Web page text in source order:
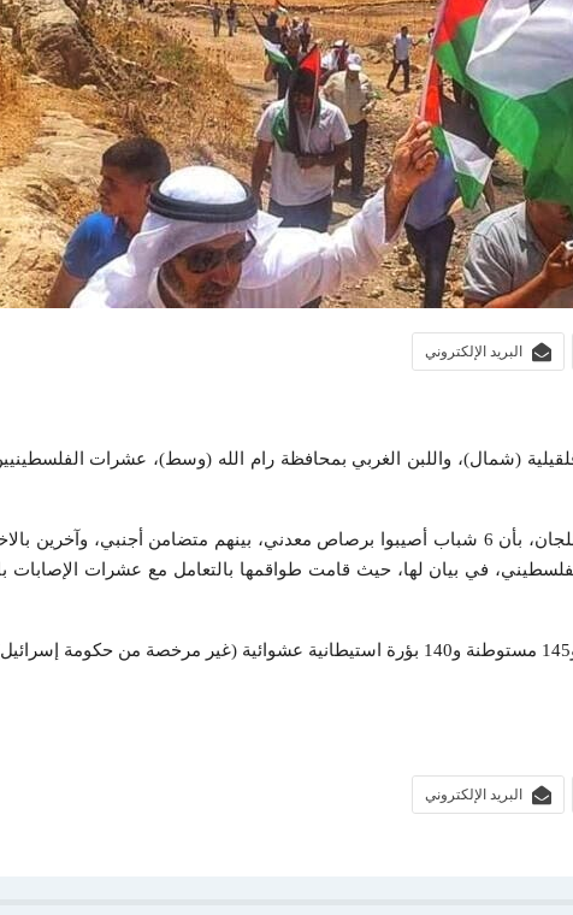
البريد الإلكتروني
(شمال)، واللبن الغربي بمحافظة رام الله (وسط)، عشرات
وخلال بيان ل”لجان المقاومة الشعبية”، في بلدة كفر قدوم، أفاد مراد شتيوي، منسق اللجان، بأن 6 شباب أصيبوا
في بيان لها، حيث قامت طواقمها بالتعامل مع عشرات الإصابات
البريد الإلكتروني